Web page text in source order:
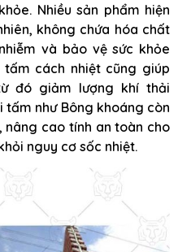
Nhiều sản phẩm hiện
không chứa hóa chất
và bảo vệ sức khỏe
cách nhiệt cũng giúp
đó giảm lượng khí thải
như Bông khoáng còn
nâng cao tính an toàn cho
nguy cơ sốc nhiệt.